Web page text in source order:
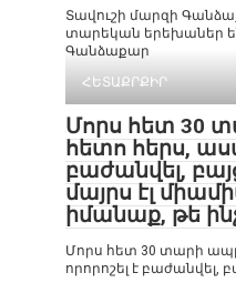
Տավուշի մարզի
տարեկան երեխաներ
Գանձաքար
ՀԵՏԱՔՐՔԻՐ
Մորս հետ 30
հետո հերս,
բաժանվել,
մայրս էլ
իմանաք, թե
Մորս հետ 30 տարի
որորոշել է բաժանվել,